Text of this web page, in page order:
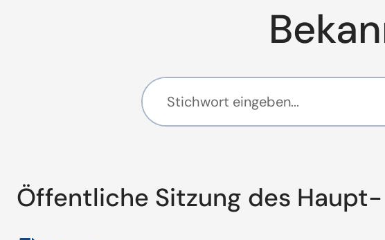
Öffentliche Sitzung des Haupt-